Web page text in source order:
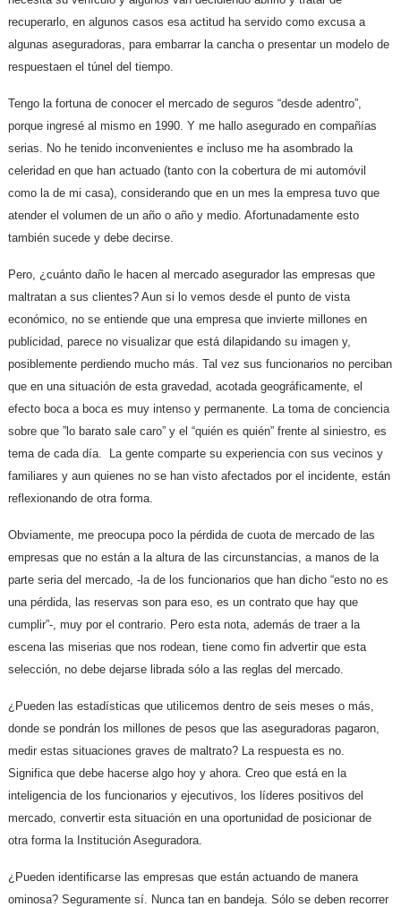
recuperarlo, en algunos casos esa actitud ha servido como excusa a
algunas aseguradoras, para embarrar la cancha o presentar un modelo de
respuestaen el túnel del tiempo.
Tengo la fortuna de conocer el mercado de seguros “desde adentro”,
porque ingresé al mismo en 1990. Y me hallo asegurado en compañías
serias. No he tenido inconvenientes e incluso me ha asombrado la
celeridad en que han actuado (tanto con la cobertura de mi automóvil
como la de mi casa), considerando que en un mes la empresa tuvo que
atender el volumen de un año o año y medio. Afortunadamente esto
también sucede y debe decirse.
Pero, ¿cuánto daño le hacen al mercado asegurador las empresas que
maltratan a sus clientes? Aun si lo vemos desde el punto de vista
económico, no se entiende que una empresa que invierte millones en
publicidad, parece no visualizar que está dilapidando su imagen y,
posiblemente perdiendo mucho más. Tal vez sus funcionarios no perciban
que en una situación de esta gravedad, acotada geográficamente, el
efecto boca a boca es muy intenso y permanente. La toma de conciencia
sobre que ”lo barato sale caro” y el “quién es quién” frente al siniestro, es
tema de cada día. La gente comparte su experiencia con sus vecinos y
familiares y aun quienes no se han visto afectados por el incidente, están
reflexionando de otra forma.
Obviamente, me preocupa poco la pérdida de cuota de mercado de las
empresas que no están a la altura de las circunstancias, a manos de la
parte seria del mercado, -la de los funcionarios que han dicho “esto no es
una pérdida, las reservas son para eso, es un contrato que hay que
cumplir”-, muy por el contrario. Pero esta nota, además de traer a la
escena las miserias que nos rodean, tiene como fin advertir que esta
selección, no debe dejarse librada sólo a las reglas del mercado.
¿Pueden las estadísticas que utilicemos dentro de seis meses o más,
donde se pondrán los millones de pesos que las aseguradoras pagaron,
medir estas situaciones graves de maltrato? La respuesta es no.
Significa que debe hacerse algo hoy y ahora. Creo que está en la
inteligencia de los funcionarios y ejecutivos, los líderes positivos del
mercado, convertir esta situación en una oportunidad de posicionar de
otra forma la Institución Aseguradora.
¿Pueden identificarse las empresas que están actuando de manera
ominosa? Seguramente sí. Nunca tan en bandeja. Sólo se deben recorrer